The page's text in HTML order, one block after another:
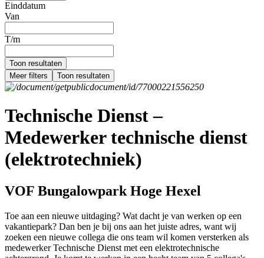
Einddatum
Van
T/m
Toon resultaten
Meer filters
Toon resultaten
Technische Dienst –
Medewerker technische dienst
(elektrotechniek)
VOF Bungalowpark Hoge Hexel
Toe aan een nieuwe uitdaging? Wat dacht je van werken op een
vakantiepark? Dan ben je bij ons aan het juiste adres, want wij
zoeken een nieuwe collega die ons team wil komen versterken als
medewerker Technische Dienst met een elektrotechnische